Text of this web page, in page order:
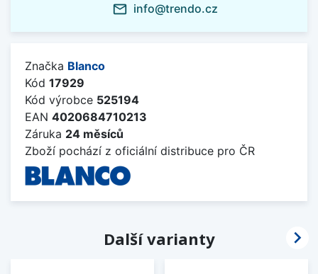
mail_outline info@trendo.cz
Značka Blanco
Kód 17929
Kód výrobce 525194
EAN 4020684710213
Záruka 24 měsíců
Zboží pochází z oficiální distribuce pro ČR
Další varianty 